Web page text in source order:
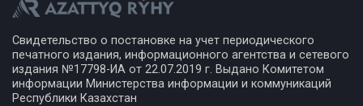
Свидетельство о постановке на учет периодического
печатного издания, информационного агентства и сетевого
издания №17798-ИА от 22.07.2019 г. Выдано Комитетом
информации Министерства информации и коммуникаций
Республики Казахстан